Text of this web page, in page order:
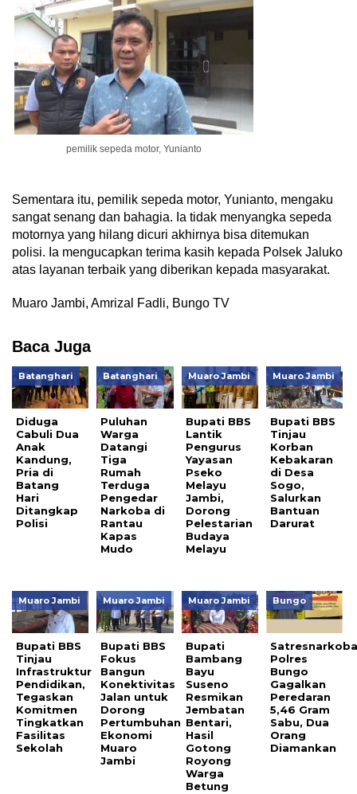
pemilik sepeda motor, Yunianto
Sementara itu, pemilik sepeda motor, Yunianto, mengaku
sangat senang dan bahagia. Ia tidak menyangka sepeda
motornya yang hilang dicuri akhirnya bisa ditemukan
polisi. Ia mengucapkan terima kasih kepada Polsek Jaluko
atas layanan terbaik yang diberikan kepada masyarakat.
Muaro Jambi, Amrizal Fadli, Bungo TV
Baca Juga
Batanghari
Diduga
Cabuli Dua
Anak
Kandung,
Pria di
Batang
Hari
Ditangkap
Polisi
Batanghari
Puluhan
Warga
Datangi
Tiga
Rumah
Terduga
Pengedar
Narkoba di
Rantau
Kapas
Mudo
Muaro Jambi
Bupati BBS
Lantik
Pengurus
Yayasan
Pseko
Melayu
Jambi,
Dorong
Pelestarian
Budaya
Melayu
Muaro Jambi
Bupati BBS
Tinjau
Korban
Kebakaran
di Desa
Sogo,
Salurkan
Bantuan
Darurat
Muaro Jambi
Bupati BBS
Tinjau
Infrastruktur
Pendidikan,
Tegaskan
Komitmen
Tingkatkan
Fasilitas
Sekolah
Muaro Jambi
Bupati BBS
Fokus
Bangun
Konektivitas
Jalan untuk
Dorong
Pertumbuhan
Ekonomi
Muaro
Jambi
Muaro Jambi
Bupati
Bambang
Bayu
Suseno
Resmikan
Jembatan
Bentari,
Hasil
Gotong
Royong
Warga
Betung
Bungo
Polres
Bungo
Gagalkan
Peredaran
5,46 Gram
Sabu, Dua
Orang
Diamankan